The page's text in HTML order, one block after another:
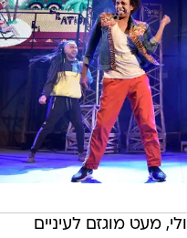
מעט מוגזם לעיניים